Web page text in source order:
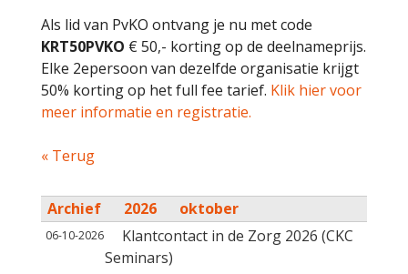
Als lid van PvKO ontvang je nu met code
KRT50PVKO € 50,- korting op de deelnameprijs.
Elke 2epersoon van dezelfde organisatie krijgt
50% korting op het full fee tarief. Klik hier voor
meer informatie en registratie.
« Terug
Archief 2026 oktober
06-10-2026
Klantcontact in de Zorg 2026 (CKC
Seminars)